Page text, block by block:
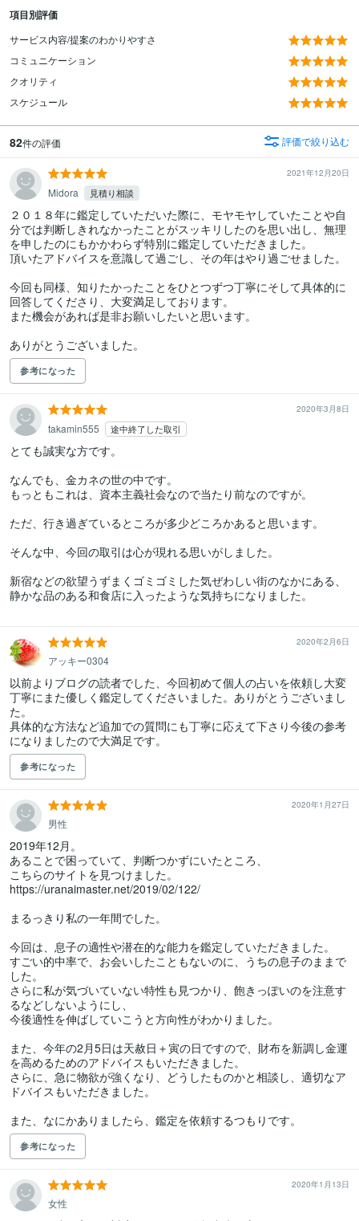
項目別評価
サービス内容/提案のわかりやすさ
コミュニケーション
クオリティ
スケジュール
82件の評価 評価で絞り込む
2021年12月20日
Midora 見積り相談
２０１８年に鑑定していただいた際に、モヤモヤしていたことや自
分では判断しきれなかったことがスッキリしたのを思い出し、無理
を申したのにもかかわらず特別に鑑定していただきました。
頂いたアドバイスを意識して過ごし、その年はやり過ごせました。
今回も同様、知りたかったことをひとつずつ丁寧にそして具体的に
回答してくださり、大変満足しております。
また機会があれば是非お願いしたいと思います。
ありがとうございました。
参考になった
2020年3月8日
takamin555 途中終了した取引
とても誠実な方です。
なんでも、金カネの世の中です。
もっともこれは、資本主義社会なので当たり前なのですが。
ただ、行き過ぎているところが多少どころかあると思います。
そんな中、今回の取引は心が現れる思いがしました。
新宿などの欲望うずまくゴミゴミした気ぜわしい街のなかにある、
静かな品のある和食店に入ったような気持ちになりました。
2020年2月6日
アッキー0304
以前よりブログの読者でした、今回初めて個人の占いを依頼し大変
丁寧にまた優しく鑑定してくださいました。ありがとうございまし
た。
具体的な方法など追加での質問にも丁寧に応えて下さり今後の参考
になりましたので大満足です。
参考になった
2020年1月27日
男性
2019年12月。
あることで困っていて、判断つかずにいたところ、
こちらのサイトを見つけました。
https://uranaimaster.net/2019/02/122/
まるっきり私の一年間でした。
今回は、息子の適性や潜在的な能力を鑑定していただきました。
すごい的中率で、お会いしたこともないのに、うちの息子のままで
した。
さらに私が気づいていない特性も見つかり、飽きっぽいのを注意す
るなどしないようにし、
今後適性を伸ばしていこうと方向性がわかりました。
また、今年の2月5日は天赦日＋寅の日ですので、財布を新調し金運
を高めるためのアドバイスもいただきました。
さらに、急に物欲が強くなり、どうしたものかと相談し、適切なア
ドバイスもいただきました。
また、なにかありましたら、鑑定を依頼するつもりです。
参考になった
2020年1月13日
女性